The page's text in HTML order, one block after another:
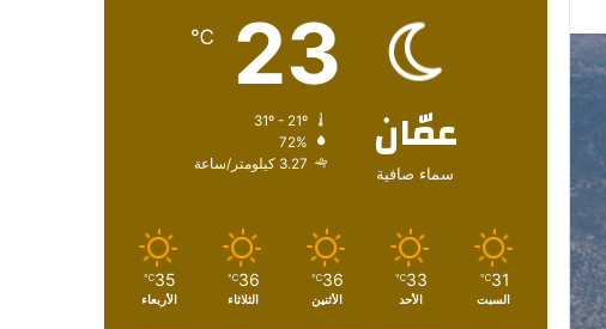
عمّان
سماء صافية
23
℃
72%
3.27 كيلومتر/ساعة
31
℃
السبت
33
℃
الأحد
36
℃
الأثنين
36
℃
الثلاثاء
35
℃
الأربعاء